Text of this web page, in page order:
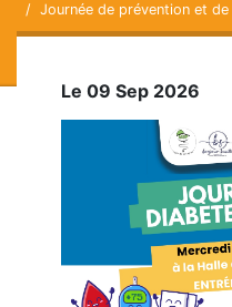
Journée de prévention et
Le 09 Sep 2026